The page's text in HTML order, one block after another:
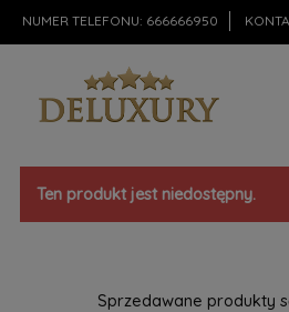
NUMER TELEFONU: 666666950
Ten produkt jest niedostępny.
Sprzedawane produkty